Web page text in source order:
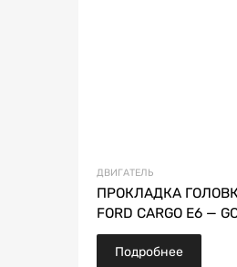
ДВИГАТЕЛЬ
ПРОКЛАДКА
FORD CARGO E6 —
Подробнее